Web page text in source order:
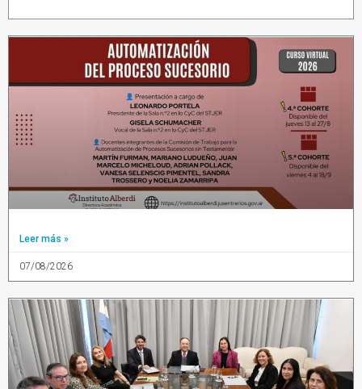
Leer más »
07/08/2026